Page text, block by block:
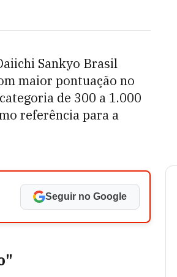
Sankyo Brasil
maior pontuação no
de 300 a 1.000
referência para a
Seguir no Google